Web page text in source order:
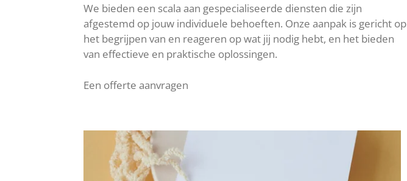
We bieden een scala aan gespecialiseerde diensten die zijn
afgestemd op jouw individuele behoeften. Onze aanpak is gericht op
het begrijpen van en reageren op wat jij nodig hebt, en het bieden
van effectieve en praktische oplossingen.
Een offerte aanvragen